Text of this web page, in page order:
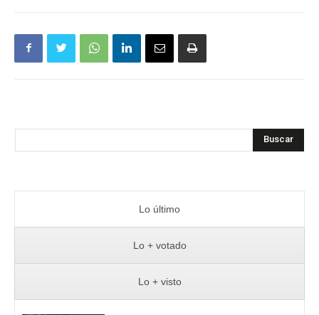
Buscar
Lo último
Lo + votado
Lo + visto